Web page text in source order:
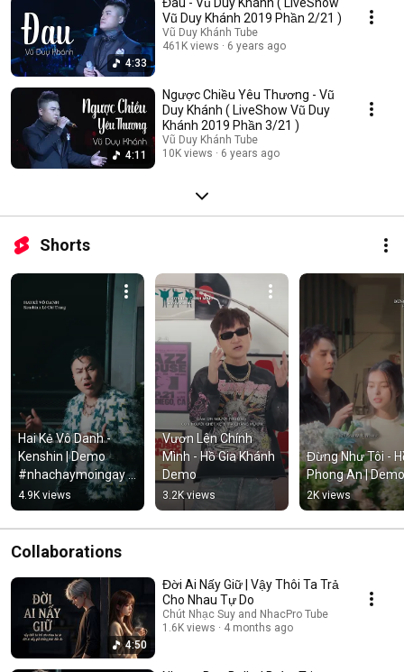
4:33
Vũ Duy Khánh 2019 Phần 2/21 )
Vũ Duy Khánh Tube
461K views
6 years ago
4:11
Ngược Chiều Yêu Thương - Vũ
Duy Khánh ( LiveShow Vũ Duy
Khánh 2019 Phần 3/21 )
Vũ Duy Khánh Tube
10K views
6 years ago
Shorts
Hai Kẻ Vô Danh -
Kenshin | Demo
#nhachaymoingay
#tamtrang
4.9K views
Vươn Lên Chính
Mình - Hồ Gia Khánh
Demo
3.2K views
Đừng Như Tôi -
Phong An | Demo
2K views
Collaborations
4:50
Đời Ai Nấy Giữ | Vậy Thôi Ta Trả
Cho Nhau Tự Do
Chút Nhạc Suy and NhacPro Tube
1.6K views
4 months ago